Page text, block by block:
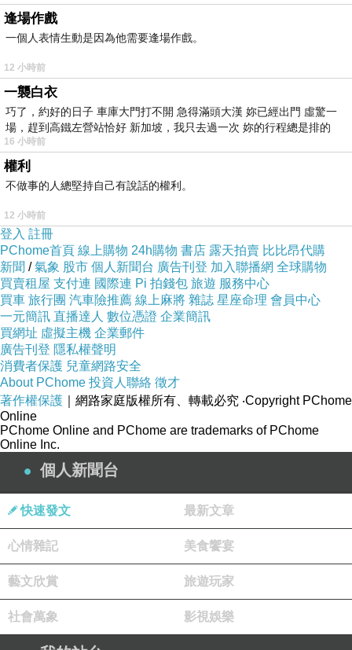
逢場作戲
一個人表情生動是因為他需要逢場作戲。
12 小時前
一襲白衣
巧了，約好的日子 車庫大門打不開 急得滿頭大漢 妳已經出門 虛驚一
場，趕到高鐵左營站恰好 新加坡，我只去過一次 妳的行程總是排的
16 小時前
權利
不做事的人總堅持自己有說話的權利。
12 小時前
登入 註冊
PChome首頁 線上購物 24h購物 書店 露天拍賣 比比昂代購
新聞 /氣象 股市 個人新聞台 廣告刊登 加入聯播網 全球購物
買賣租屋 支付連 國際連 Pi 拍錢包 旅遊 服務中心
買車 旅行團 汽車險推薦 線上麻將 雜誌 星座命理 會員中心
一元簡訊 直播達人 數位憑證 企業簡訊
買網址 虛擬主機 企業郵件
廣告刊登 隱私權聲明
消費者保護 兒童網路安全
About PChome 投資人聯絡 徵才
著作權保護 ｜網路家庭版權所有、轉載必究 ‧Copyright PChome
Online
PChome Online and PChome are trademarks of PChome
Online Inc.
個人新聞台
快速發文 最新文章
心情雜記 美食饗宴
藝文欣賞 旅遊玩家
社會萬象 影視娛樂